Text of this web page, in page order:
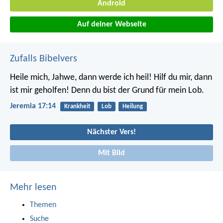
Android
Auf deiner Webseite
Zufalls Bibelvers
Heile mich, Jahwe, dann werde ich heil! Hilf du mir, dann
ist mir geholfen! Denn du bist der Grund für mein Lob.
Jeremia 17:14 Krankheit Lob Heilung
Nächster Vers!
Mit Bild
Mehr lesen
Themen
Suche